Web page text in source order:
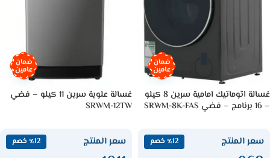
ضمان
عامين
غسالة اتوماتيك امامية سرين 8 كيلو
– 16 برنامج – فضي SRWM-8K-FAS
سعر المنتج ٪12 خصم
ضمان
عامين
غسالة علوية سرين 11 كيلو – فضي
SRWM-12TW
سعر المنتج ٪12 خصم